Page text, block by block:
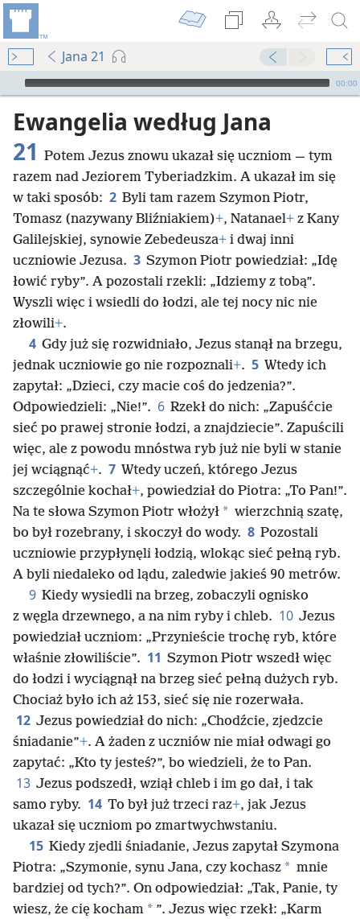
Jana 21
Audio Player
00:00
Ewangelia według Jana
21 Potem Jezus znowu ukazał się uczniom — tym
razem nad Jeziorem Tyberiadzkim. A ukazał im się
w taki sposób: 2 Byli tam razem Szymon Piotr,
Tomasz (nazywany Bliźniakiem)+, Natanael+ z Kany
Galilejskiej, synowie Zebedeusza+ i dwaj inni
uczniowie Jezusa. 3 Szymon Piotr powiedział: „Idę
łowić ryby”. A pozostali rzekli: „Idziemy z tobą”.
Wyszli więc i wsiedli do łodzi, ale tej nocy nic nie
złowili+.
4 Gdy już się rozwidniało, Jezus stanął na brzegu,
jednak uczniowie go nie rozpoznali+. 5 Wtedy ich
zapytał: „Dzieci, czy macie coś do jedzenia?”.
Odpowiedzieli: „Nie!”. 6 Rzekł do nich: „Zapuśćcie
sieć po prawej stronie łodzi, a znajdziecie”. Zapuścili
więc, ale z powodu mnóstwa ryb już nie byli w stanie
jej wciągnąć+. 7 Wtedy uczeń, którego Jezus
szczególnie kochał+, powiedział do Piotra: „To Pan!”.
Na te słowa Szymon Piotr włożył * wierzchnią szatę,
bo był rozebrany, i skoczył do wody. 8 Pozostali
uczniowie przypłynęli łodzią, wlokąc sieć pełną ryb.
A byli niedaleko od lądu, zaledwie jakieś 90 metrów.
9 Kiedy wysiedli na brzeg, zobaczyli ognisko
z węgla drzewnego, a na nim ryby i chleb. 10 Jezus
powiedział uczniom: „Przynieście trochę ryb, które
właśnie złowiliście”. 11 Szymon Piotr wszedł więc
do łodzi i wyciągnął na brzeg sieć pełną dużych ryb.
Chociaż było ich aż 153, sieć się nie rozerwała.
12 Jezus powiedział do nich: „Chodźcie, zjedzcie
śniadanie”+. A żaden z uczniów nie miał odwagi go
zapytać: „Kto ty jesteś?”, bo wiedzieli, że to Pan.
13 Jezus podszedł, wziął chleb i im go dał, i tak
samo ryby. 14 To był już trzeci raz+, jak Jezus
ukazał się uczniom po zmartwychwstaniu.
15 Kiedy zjedli śniadanie, Jezus zapytał Szymona
Piotra: „Szymonie, synu Jana, czy kochasz * mnie
bardziej od tych?”. On odpowiedział: „Tak, Panie, ty
wiesz, że cię kocham * ”. Jezus więc rzekł: „Karm